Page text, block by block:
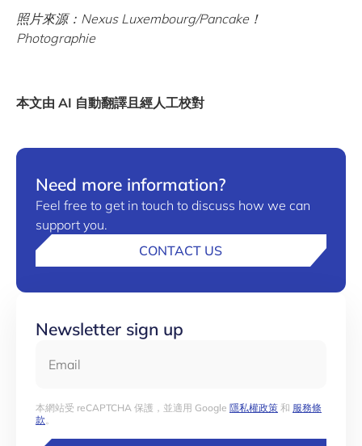
照片來源： Nexus Luxembourg/Pancake！
Photographie
本文由 AI 自動翻譯且經人工校對
Need more information?
Feel free to get in touch to discuss how we can
support you.
CONTACT US
Newsletter sign up
本網站受 reCAPTCHA 保護，並適用 Google 隱私權政策 和 服務條
款。